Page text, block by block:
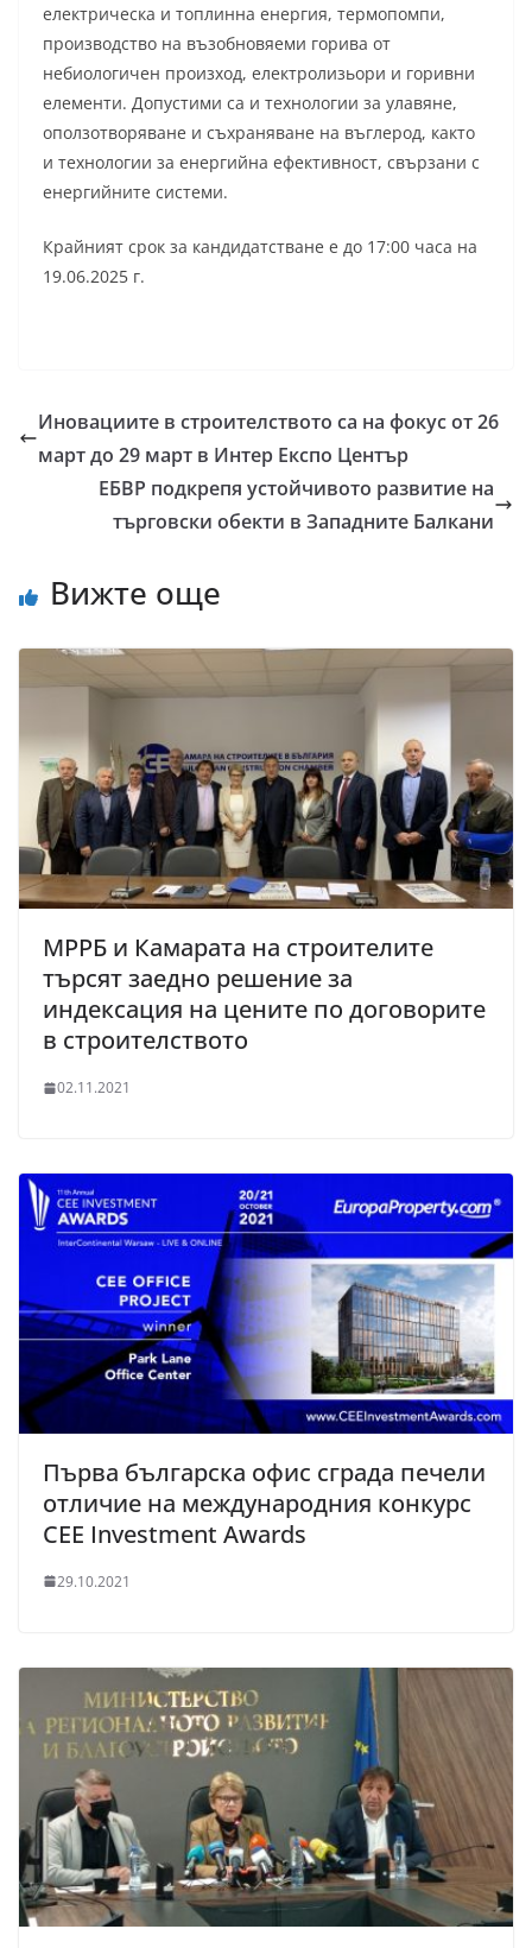
електрическа и топлинна енергия, термопомпи,
производство на възобновяеми горива от
небиологичен произход, електролизьори и горивни
елементи. Допустими са и технологии за улавяне,
оползотворяване и съхраняване на въглерод, както
и технологии за енергийна ефективност, свързани с
енергийните системи.
Крайният срок за кандидатстване е до 17:00 часа на
19.06.2025 г.
Иновациите в строителството са на фокус от 26
март до 29 март в Интер Експо Център
ЕБВР подкрепя устойчивото развитие на
търговски обекти в Западните Балкани
Вижте още
МРРБ и Камарата на строителите
търсят заедно решение за
индексация на цените по договорите
в строителството
02.11.2021
Първа българска офис сграда печели
отличие на международния конкурс
CEE Investment Awards
29.10.2021